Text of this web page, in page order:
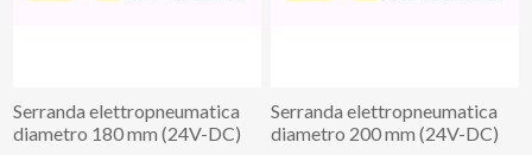
Serranda elettropneumatica
diametro 180 mm (24V-DC)
Serranda elettropneumatica
diametro 200 mm (24V-DC)